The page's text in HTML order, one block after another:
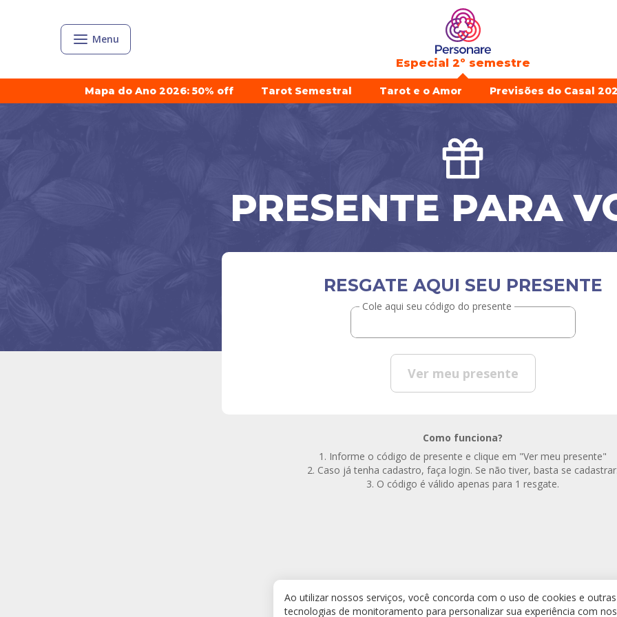
Menu
Especial 2º semestre
Mapa do Ano 2026: 50% off Tarot Semestral Tarot e o Amor Previsões do Casal
PRESENTE PARA
RESGATE AQUI SEU PRESENTE
Cole aqui seu código do presente
Ver meu presente
Como funciona?
Informe o código de presente e clique em "Ver meu presente"
Caso já tenha cadastro, faça login. Se não tiver, basta se
O código é válido apenas para 1 resgate.